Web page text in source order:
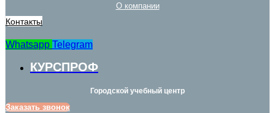
О компании
Контакты
Whatsapp Telegram
КУРСПРОФ
Городской учебный центр
Заказать звонок